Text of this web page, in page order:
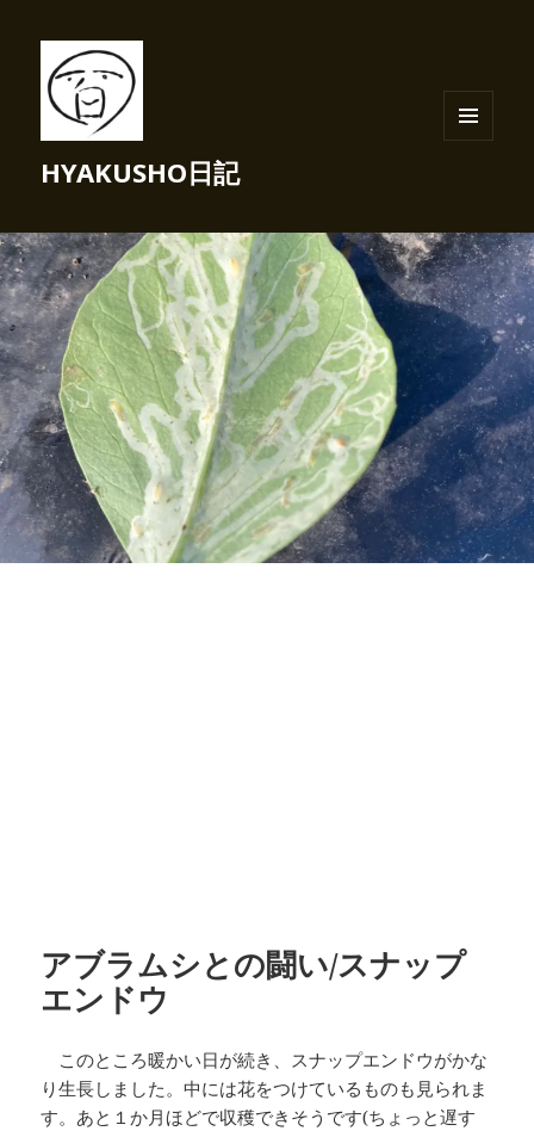
HYAKUSHO日記
アブラムシとの闘い/スナップ
エンドウ
このところ暖かい日が続き、スナップエンドウがかな
り生長しました。中には花をつけているものも見られま
す。あと１か月ほどで収穫できそうです(ちょっと遅す